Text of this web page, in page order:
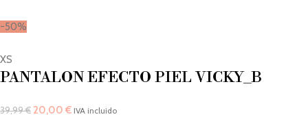
-50%
XS
PANTALON EFECTO PIEL VICKY_B
39,99€ 20,00 € IVA incluido